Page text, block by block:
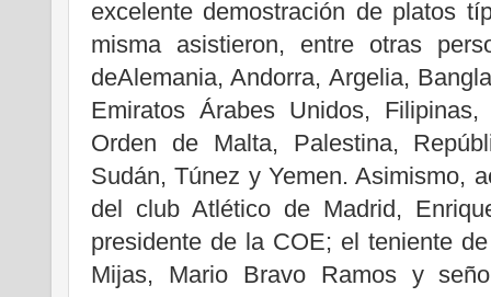
excelente demostración de platos
misma asistieron, entre otras
deAlemania, Andorra, Argelia,
Emiratos Árabes Unidos,
Orden de Malta, Palestina,
Sudán, Túnez y Yemen. Asimismo,
del club Atlético de Madrid,
presidente de la COE; el teniente
Mijas, Mario Bravo Ramos y